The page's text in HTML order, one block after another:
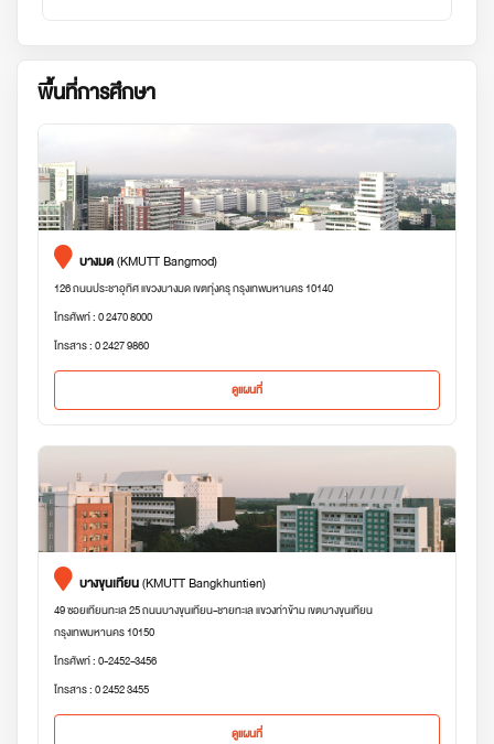
พื้นที่การศึกษา
บางมด(KMUTT Bangmod)
126 ถนนประชาอุทิศ แขวงบางมด เขตทุ่งครุ กรุงเทพมหานคร 10140
โทรศัพท์ : 0 2470 8000
โทรสาร : 0 2427 9860
ดูแผนที่
บางขุนเทียน(KMUTT Bangkhuntien)
49 ซอยเทียนทะเล 25 ถนนบางขุนเทียน-ชายทะเล แขวงท่าข้าม เขตบางขุนเทียน
กรุงเทพมหานคร 10150
โทรศัพท์ : 0-2452-3456
โทรสาร : 0 2452 3455
ดูแผนที่